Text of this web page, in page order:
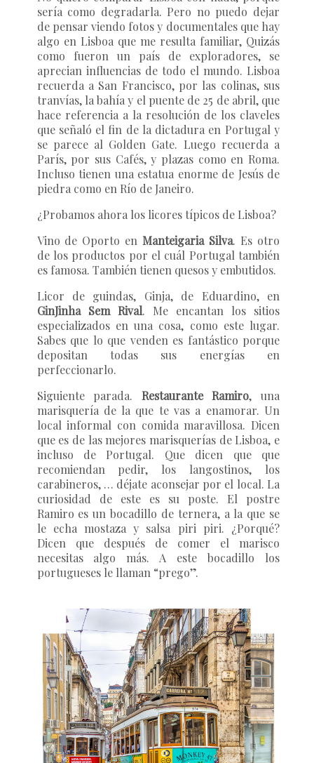
sería como degradarla. Pero no puedo dejar
de pensar viendo fotos y documentales que hay
algo en Lisboa que me resulta familiar, Quizás
como fueron un país de exploradores, se
aprecian influencias de todo el mundo. Lisboa
recuerda a San Francisco, por las colinas, sus
tranvías, la bahía y el puente de 25 de abril, que
hace referencia a la resolución de los claveles
que señaló el fin de la dictadura en Portugal y
se parece al Golden Gate. Luego recuerda a
París, por sus Cafés, y plazas como en Roma.
Incluso tienen una estatua enorme de Jesús de
piedra como en Río de Janeiro.
¿Probamos ahora los licores típicos de Lisboa?
Vino de Oporto enManteigaria Silva. Es otro
de los productos por el cuál Portugal también
es famosa. También tienen quesos y embutidos.
Licor de guindas, Ginja, de Eduardino, en
GinJinha Sem Rival. Me encantan los sitios
especializados en una cosa, como este lugar.
Sabes que lo que venden es fantástico porque
depositan todas sus energías en
perfeccionarlo.
Siguiente parada. Restaurante Ramiro, una
marisquería de la que te vas a enamorar. Un
local informal con comida maravillosa. Dicen
que es de las mejores marisquerías de Lisboa, e
incluso de Portugal. Que dicen que que
recomiendan pedir, los langostinos, los
carabineros, … déjate aconsejar por el local. La
curiosidad de este es su poste. El postre
Ramiro es un bocadillo de ternera, a la que se
le echa mostaza y salsa piri piri. ¿Porqué?
Dicen que después de comer el marisco
necesitas algo más. A este bocadillo los
portugueses le llaman “prego”.